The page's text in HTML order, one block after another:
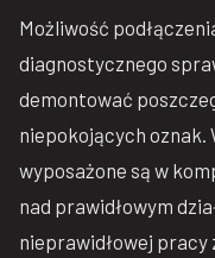
Możliwość
diagnostycznego
demontować
niepokojących oznak.
wyposażone są w
nad prawidłowym
nieprawidłowej pracy